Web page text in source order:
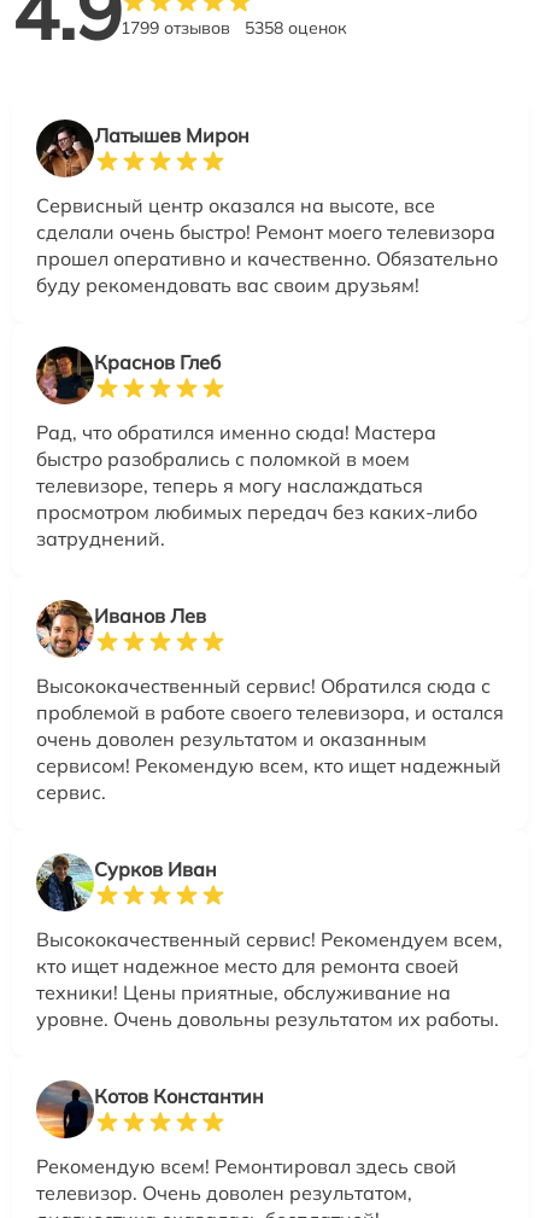
1799 отзывов 5358 оценок
Латышев Мирон
Сервисный центр оказался на высоте, все
сделали очень быстро! Ремонт моего телевизора
прошел оперативно и качественно. Обязательно
буду рекомендовать вас своим друзьям!
Краснов Глеб
Рад, что обратился именно сюда! Мастера
быстро разобрались с поломкой в моем
телевизоре, теперь я могу наслаждаться
просмотром любимых передач без каких-либо
затруднений.
Иванов Лев
Высококачественный сервис! Обратился сюда с
проблемой в работе своего телевизора, и остался
очень доволен результатом и оказанным
сервисом! Рекомендую всем, кто ищет надежный
сервис.
Сурков Иван
Высококачественный сервис! Рекомендуем всем,
кто ищет надежное место для ремонта своей
техники! Цены приятные, обслуживание на
уровне. Очень довольны результатом их работы.
Котов Константин
Рекомендую всем! Ремонтировал здесь свой
телевизор. Очень доволен результатом,